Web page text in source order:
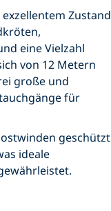
exzellentem Zustand
eine Vielzahl
von 12 Metern
große und
für
geschützt
ideale